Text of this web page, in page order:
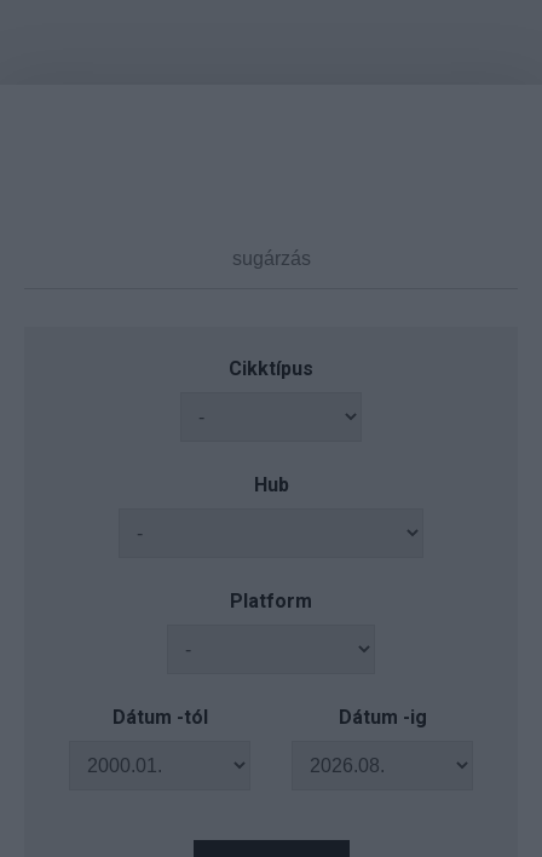
Cikktípus
Hub
Platform
Dátum -tól Dátum -ig